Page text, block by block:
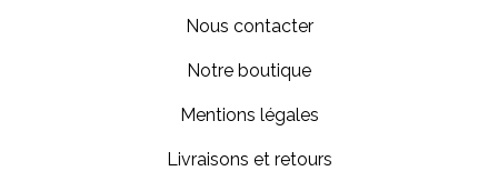
Nous contacter
Notre boutique
Mentions légales
Livraisons et retours